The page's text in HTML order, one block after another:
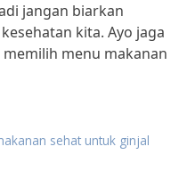
jangan biarkan
kita. Ayo jaga
menu makanan
sehat untuk ginjal